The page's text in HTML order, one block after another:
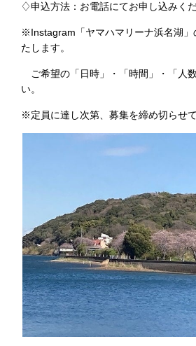
♢申込方法：お電話にてお申し込みくだ
※Instagram「ヤマハマリーナ浜名湖」
たします。
ご希望の「日時」・「時間」・「人
い。
※定員に達し次第、募集を締め切らせて